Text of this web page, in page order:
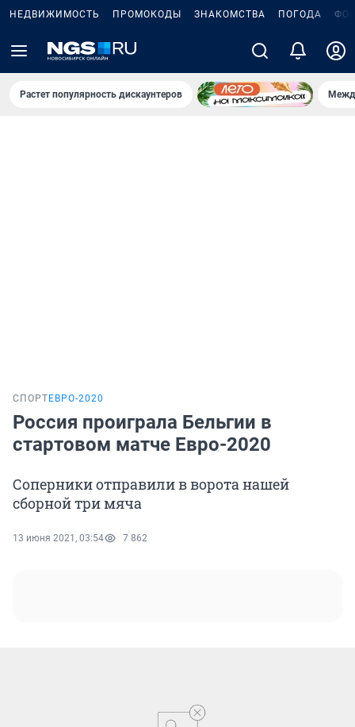
НЕДВИЖИМОСТЬ ПРОМОКОДЫ ЗНАКОМСТВА ПОГОДА
Растет популярность дискаунтеров
СПОРТ ЕВРО-2020
Россия проиграла Бельгии в
стартовом матче Евро-2020
Соперники отправили в ворота нашей
сборной три мяча
13 июня 2021, 03:54 7 862